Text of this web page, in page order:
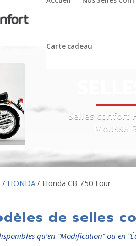
Carte cadeau
Selles confort
Mousse
/ HONDA/ Honda CB 750 Four
de selles
qu’en “Modification” ou en